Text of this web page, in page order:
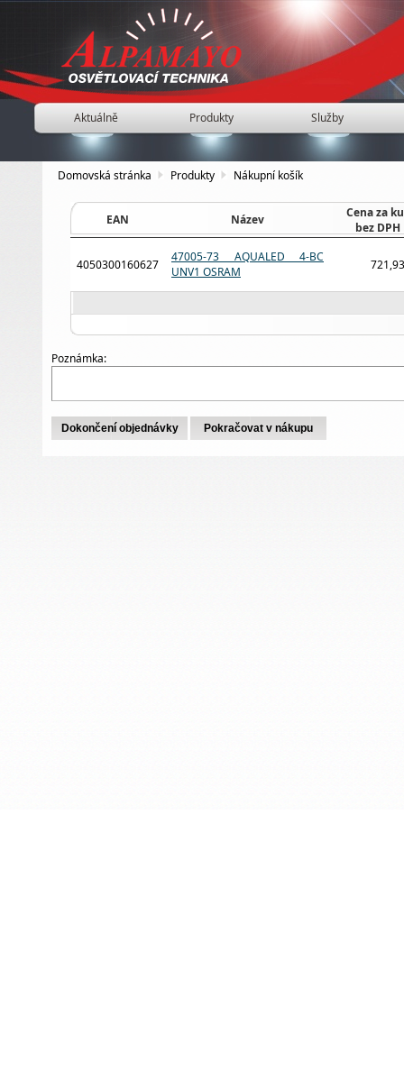
Aktuálně Produkty Služby
Domovská stránka Produkty Nákupní košík
EAN Název
Cena za
bez DPH
4050300160627
47005-73 AQUALED 4-BC
UNV1 OSRAM
Poznámka: